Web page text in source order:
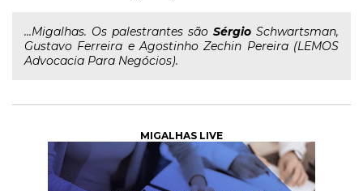
...Migalhas. Os palestrantes são Sérgio Schwartsman,
Gustavo Ferreira e Agostinho Zechin Pereira (LEMOS
Advocacia Para Negócios).
MIGALHAS LIVE